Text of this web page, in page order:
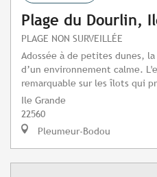
Plage du Dourlin,
PLAGE NON SURVEILLÉE
Adossée à de petites dunes,
d’un environnement calme.
remarquable sur les îlots qui
Ile Grande
22560
Pleumeur-Bodou